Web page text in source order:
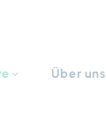
Über uns